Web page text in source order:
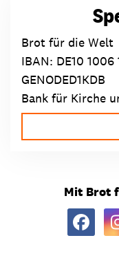
Brot für die Welt
IBAN: DE10
GENODED1KDB
Bank für Kirche
Mit Brot